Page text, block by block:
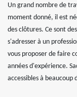
Un grand nombre de
moment donné, il est
des clôtures. Ce sont
s'adresser à un
vous proposer de faire
années d'expérience.
accessibles à beaucoup